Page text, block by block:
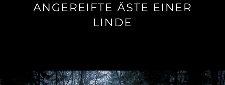
ANGEREIFTE ÄSTE EINER
LINDE